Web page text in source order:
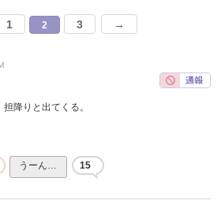
1 2 3 →
降りと出てくる。
うーん… 15